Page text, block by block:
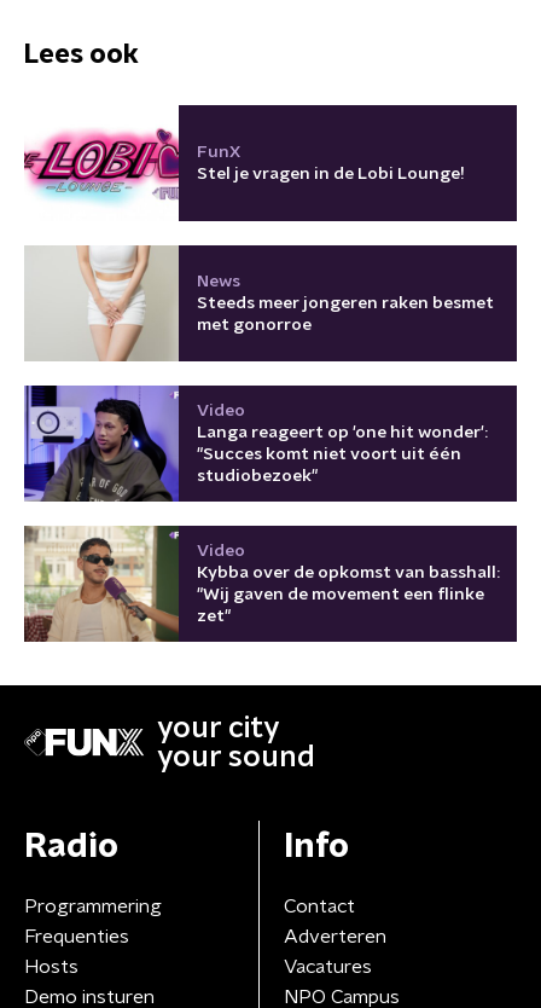
Lees ook
FunX
Stel je vragen in de Lobi Lounge!
News
Steeds meer jongeren raken besmet
met gonorroe
Video
Langa reageert op 'one hit wonder':
"Succes komt niet voort uit één
studiobezoek"
Video
Kybba over de opkomst van basshall:
"Wij gaven de movement een flinke
zet"
your city
your sound
Radio
Programmering
Frequenties
Hosts
Demo insturen
Info
Contact
Adverteren
Vacatures
NPO Campus